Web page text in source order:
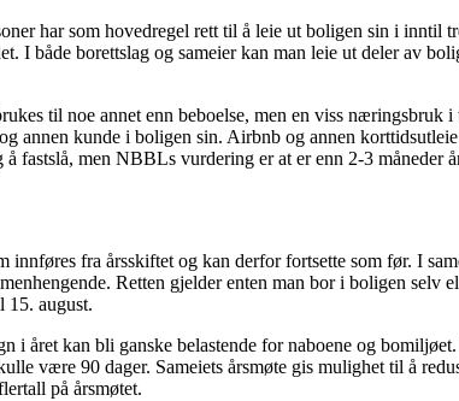
har som hovedregel rett til å leie ut boligen sin i inntil
I både borettslag og sameier kan man leie ut deler av
til noe annet enn beboelse, men en viss
annen kunde i boligen sin. Airbnb og annen
fastslå, men NBBLs vurdering er at er enn 2-3 måneder
fra årsskiftet og kan derfor fortsette som før. I
Retten gjelder enten man bor i boligen selv
15. august.
i året kan bli ganske belastende for naboene og
være 90 dager. Sameiets årsmøte gis mulighet til å
på årsmøtet.